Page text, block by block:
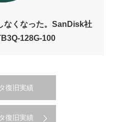
なくなった。SanDisk社
128G-100
復旧実績
復旧実績